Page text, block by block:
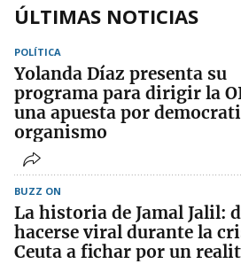
ÚLTIMAS NOTICIAS
POLÍTICA
Yolanda Díaz presenta su
programa para dirigir la
una apuesta por
organismo
BUZZ ON
La historia de Jamal Jalil:
hacerse viral durante la
Ceuta a fichar por un